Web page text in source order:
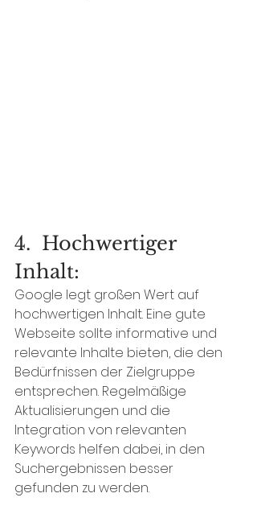
4.  Hochwertiger
Inhalt:
Google legt großen Wert auf
hochwertigen Inhalt. Eine gute
Webseite sollte informative und
relevante Inhalte bieten, die den
Bedürfnissen der Zielgruppe
entsprechen. Regelmäßige
Aktualisierungen und die
Integration von relevanten
Keywords helfen dabei, in den
Suchergebnissen besser
gefunden zu werden.